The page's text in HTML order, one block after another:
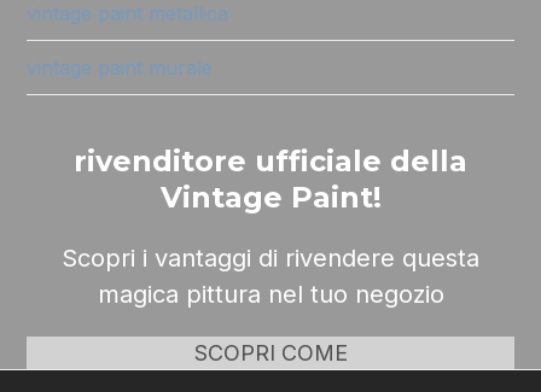
vintage paint metallica
vintage paint murale
rivenditore ufficiale della
Vintage Paint!
Scopri i vantaggi di rivendere questa
magica pittura nel tuo negozio
SCOPRI COME